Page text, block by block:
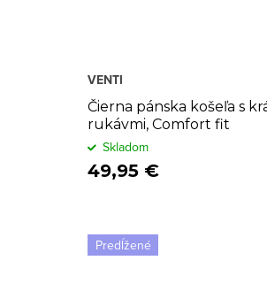
Čierna pánska košeľa s
rukávmi, Comfort fit
VENTI
49,95 €
Skladom
Predĺžené